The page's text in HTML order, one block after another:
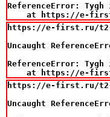
ReferenceError:
at https://e-
https://e-first.ru/t2-
Uncaught
ReferenceError:
at https://e-
https://e-first.ru/t2-
Uncaught